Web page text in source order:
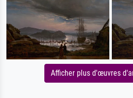
Afficher plus d'œuvres